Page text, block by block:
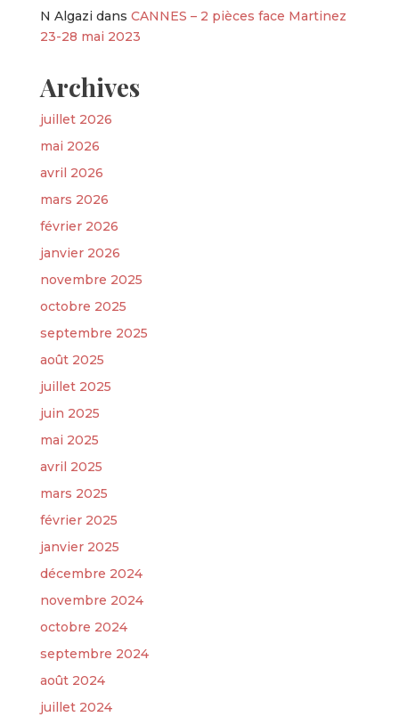
N Algazi dans CANNES – 2 pièces face Martinez
23-28 mai 2023
Archives
juillet 2026
mai 2026
avril 2026
mars 2026
février 2026
janvier 2026
novembre 2025
octobre 2025
septembre 2025
août 2025
juillet 2025
juin 2025
mai 2025
avril 2025
mars 2025
février 2025
janvier 2025
décembre 2024
novembre 2024
octobre 2024
septembre 2024
août 2024
juillet 2024